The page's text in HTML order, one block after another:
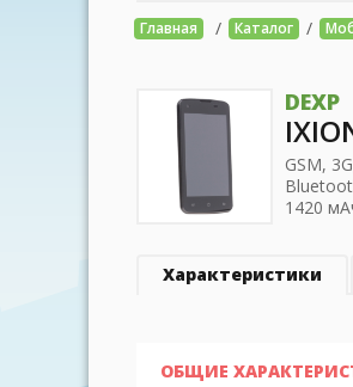
Главная / Каталог /
DEXP
GSM,
1420
Характеристики
ОБЩИЕ